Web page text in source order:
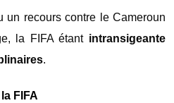
un recours contre le Cameroun
la FIFA étant intransigeante
.
FIFA